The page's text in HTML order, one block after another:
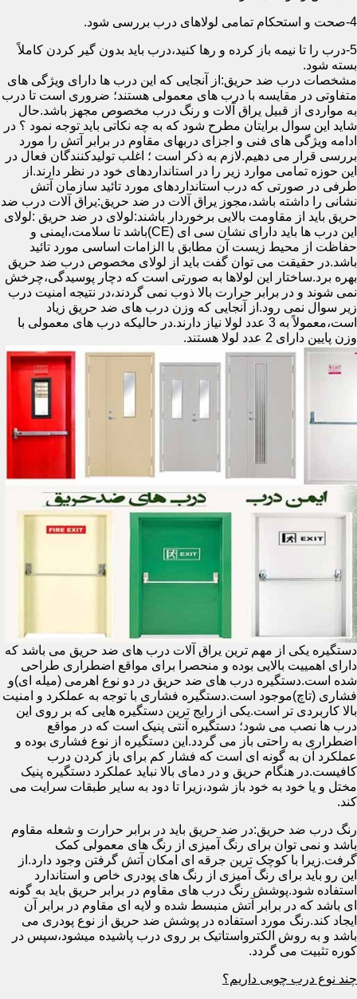
4-صحت و استحکام تمامی لولاهای درب بررسی شود.
5-درب را تا نیمه باز کرده و رها کنید،درب باید بدون گیر کردن کاملاً
بسته شود.
مشخصات درب ضد حریق:از آنجایی که این درب ها دارای ویژگی های
متفاوتی در مقایسه با درب های معمولی هستند؛ ضروری است تا درب
به مواردی از قبیل یراق آلات و رنگ درب مخصوص مجهز باشد.حال
شاید این سوال برایتان مطرح شود که به چه نکاتی باید توجه نمود ؟ در
ادامه ویژگی های فنی و اجزای دربهای مقاوم در برابر آتش را مورد
بررسی قرار می دهیم.لازم به ذکر است ؛ اغلب تولیدکنندگان فعال در
این حوزه تمامی موارد زیر را در استانداردهای خود در نظر دارند.از
طرفی در صورتی که درب استانداردهای مورد تائید سازمان آتش
نشانی را داشته باشد،مجوز یراق آلات در ضد حریق:یراق آلات درب ضد
حریق باید از مقاومت بالایی برخوردار باشند:لولای در ضد حریق :لولای
این درب ها باید دارای نشان سی ای (CE)باشد تا سلامت،ایمنی و
حفاظت از محیط زیست آن مطابق با الزامات اساسی مورد تائید
باشد.در حقیقت می توان گفت باید از لولای مخصوص درب ضد حریق
بهره برد.ساختار این لولاها به صورتی است که دچار پوسیدگی،چرخش
نمی شوند و در برابر حرارت بالا ذوب نمی گردند،در نتیجه امنیت درب
زیر سوال نمی رود.از آنجایی که وزن درب های ضد حریق زیاد
است،معمولاً به 3 عدد لولا نیاز دارند.در حالیکه درب های معمولی با
وزن پایین دارای 2 عدد لولا هستند.
دستگیره یکی از مهم ترین یراق آلات درب های ضد حریق می باشد که
دارای اهمییت بالایی بوده و منحصرا برای مواقع اضطراری طراحی
شده است.دستگیره درب های ضد حریق در دو نوع اهرمی (میله ای)و
فشاری (تاچ)موجود است.دستگیره فشاری با توجه به عملکرد و امنیت
بالا کاربردی تر است.یکی از رایج ترین دستگیره هایی که بر روی این
درب ها نصب می شود؛ دستگیره آنتی پنیک است که در مواقع
اضطراری به راحتی باز می گردد.این دستگیره از نوع فشاری بوده و
عملکرد آن به گونه ای است که فشار کم برای باز کردن درب
کافیست.در هنگام حریق و در دمای بالا نباید عملکرد دستگیره پنیک
مختل و یا خود به خود باز شود،زیرا تا دود به سایر طبقات سرایت می
کند.
رنگ درب ضد حریق:در ضد حریق باید در برابر حرارت و شعله مقاوم
باشد و نمی توان برای رنگ آمیزی از رنگ های معمولی کمک
گرفت.زیرا با کوچک ترین جرقه ای امکان آتش گرفتن وجود دارد.از
این رو باید برای رنگ آمیزی از رنگ های پودری خاص و استاندارد
استفاده شود.پوشش رنگ درب های مقاوم در برابر حریق باید به گونه
ای باشد که در برابر آتش منبسط شده و لایه ای مقاوم در برابر آن
ایجاد کند.رنگ مورد استفاده در پوشش ضد حریق از نوع پودری می
باشد و به روش الکترواستاتیک بر روی درب پاشیده میشود،سپس در
کوره تثبیت می گردد.
چند نوع درب چوبی داریم؟